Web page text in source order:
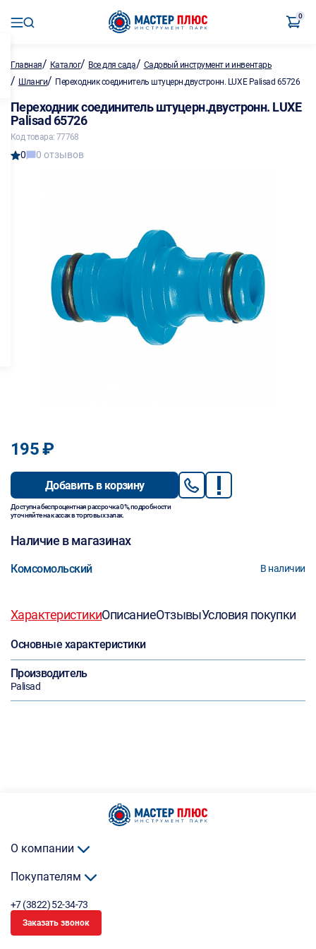
0
Главная/ Каталог/ Все для сада/ Садовый инструмент и инвентарь
/ Шланги/ Переходник соединитель штуцерн.двустронн. LUXE Palisad 65726
Переходник соединитель штуцерн.двустронн. LUXE
Palisad 65726
Код товара: 77768
0 0 отзывов
195 ₽
Добавить в корзину
Доступна беспроцентная рассрочка 0%, подробности
уточняйте на кассах в торговых залах.
Наличие в магазинах
Комсомольский В наличии
ХарактеристикиОписаниеОтзывыУсловия покупки
Основные характеристики
Производитель
Palisad
О компании
Покупателям
+7 (3822) 52-34-73
Заказать звонок